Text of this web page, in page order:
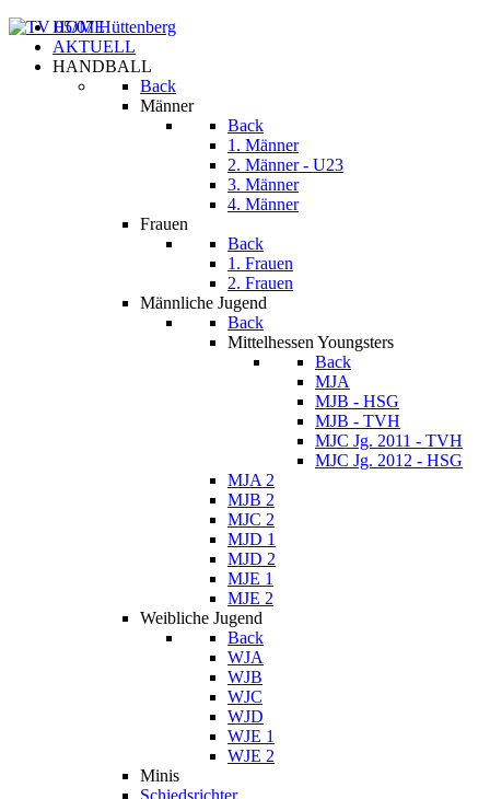
HOME
AKTUELL
HANDBALL
Back
Männer
Back
1. Männer
2. Männer - U23
3. Männer
4. Männer
Frauen
Back
1. Frauen
2. Frauen
Männliche Jugend
Back
Mittelhessen Youngsters
Back
MJA
MJB - HSG
MJB - TVH
MJC Jg. 2011 - TVH
MJC Jg. 2012 - HSG
MJA 2
MJB 2
MJC 2
MJD 1
MJD 2
MJE 1
MJE 2
Weibliche Jugend
Back
WJA
WJB
WJC
WJD
WJE 1
WJE 2
Minis
Schiedsrichter